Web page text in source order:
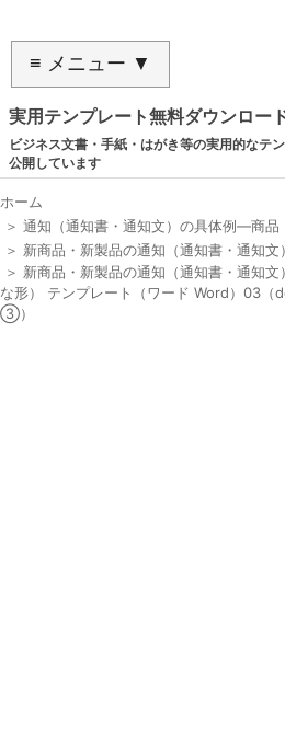
≡ メニュー ▼
実用テンプレート無料ダウンロー
ビジネス文書・手紙・はがき等の実用的なテ
公開しています
ホーム
＞ 通知（通知書・通知文）の具体例―商品
＞ 新商品・新製品の通知（通知書・通知文）
＞ 新商品・新製品の通知（通知書・通知
な形） テンプレート（ワード Word）03（
③）